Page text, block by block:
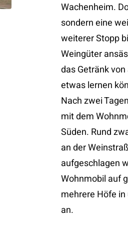
Wachenheim.
sondern eine
weiterer Stopp
Weingüter
das Getränk
etwas lernen
Nach zwei
mit dem
Süden. Rund
an der
aufgeschlagen
Wohnmobil auf
mehrere Höfe
an.